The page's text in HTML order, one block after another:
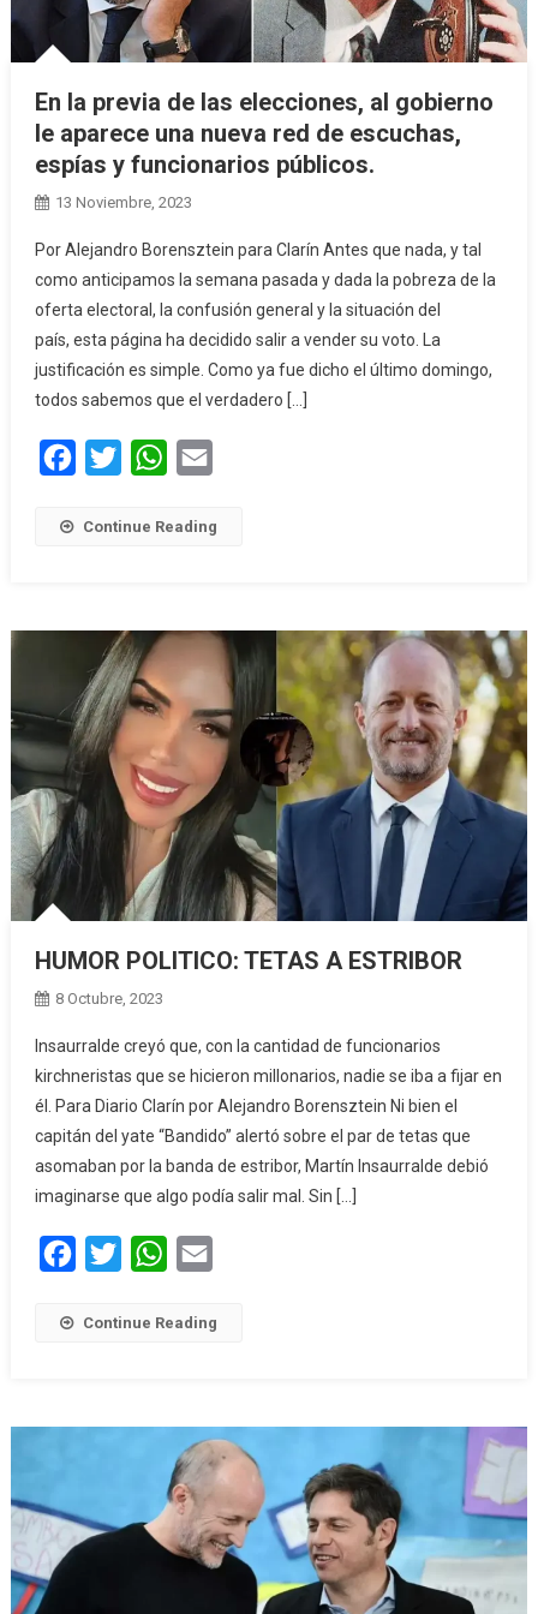
En la previa de las elecciones, al gobierno
le aparece una nueva red de escuchas,
espías y funcionarios públicos.
13 Noviembre, 2023
Por Alejandro Borensztein para Clarín Antes que nada, y tal
como anticipamos la semana pasada y dada la pobreza de la
oferta electoral, la confusión general y la situación del
país, esta página ha decidido salir a vender su voto. La
justificación es simple. Como ya fue dicho el último domingo,
todos sabemos que el verdadero […]
Facebook
Twitter WhatsApp
Continue Reading
HUMOR POLITICO: TETAS A ESTRIBOR
8 Octubre, 2023
Insaurralde creyó que, con la cantidad de funcionarios
kirchneristas que se hicieron millonarios, nadie se iba a fijar en
él. Para Diario Clarín por Alejandro Borensztein Ni bien el
capitán del yate “Bandido” alertó sobre el par de tetas que
asomaban por la banda de estribor, Martín Insaurralde debió
imaginarse que algo podía salir mal. Sin […]
Facebook
Twitter WhatsApp
Continue Reading